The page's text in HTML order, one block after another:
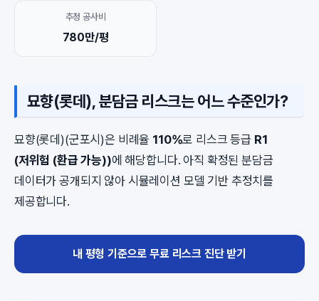
추정 공사비
780만/평
묘향(롯데), 분담금 리스크는 어느 수준인가?
묘향(롯데)(군포시)은 비례율 110%로 리스크 등급 R1
(저위험 (환급 가능))에 해당합니다. 아직 확정된 분담금
데이터가 공개되지 않아 시뮬레이션 모델 기반 추정치를
제공합니다.
내 평형 기준으로 무료 리스크 진단 받기